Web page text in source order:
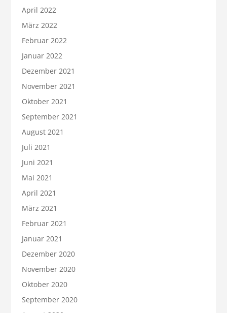
April 2022
März 2022
Februar 2022
Januar 2022
Dezember 2021
November 2021
Oktober 2021
September 2021
August 2021
Juli 2021
Juni 2021
Mai 2021
April 2021
März 2021
Februar 2021
Januar 2021
Dezember 2020
November 2020
Oktober 2020
September 2020